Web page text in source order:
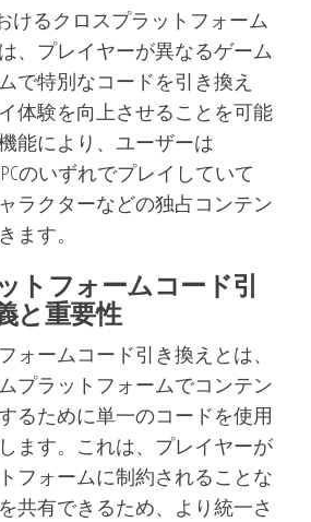
おけるクロスプラットフォーム
、プレイヤーが異なるゲーム
で特別なコードを引き換え
体験を向上させることを可能
能により、ユーザーは
PCのいずれでプレイしていて
ラクターなどの独占コンテン
ます。
トフォームコード引
と重要性
ォームコード引き換えとは、
プラットフォームでコンテン
るために単一のコードを使用
ます。これは、プレイヤーが
フォームに制約されることな
共有できるため、より統一さ